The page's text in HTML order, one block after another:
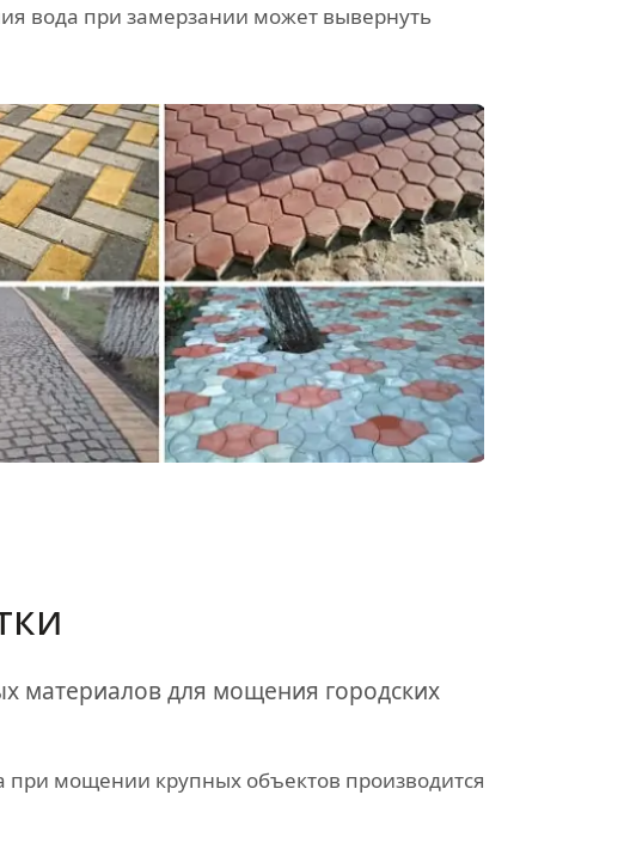
вода при замерзании может вывернуть
материалов для мощения городских
при мощении крупных объектов производится